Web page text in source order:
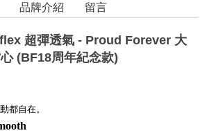
品牌介紹 留言
超彈透氣 - Proud Forever 大
(BF18周年紀念款)
都自在。